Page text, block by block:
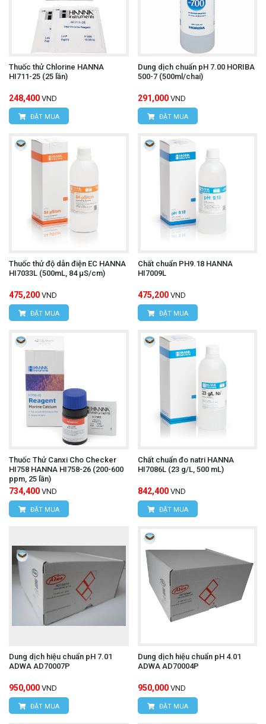
Thuốc thử Chlorine HANNA
HI711-25 (25 lần)
248,400 VND
ĐẶT MUA
Dung dịch chuẩn pH 7.00 HORIBA
500-7 (500ml/chai)
291,000 VND
ĐẶT MUA
Thuốc thử độ dẫn điện EC HANNA
HI7033L (500mL, 84 µS/cm)
475,200 VND
ĐẶT MUA
Chất chuẩn PH9.18 HANNA
HI7009L
475,200 VND
ĐẶT MUA
Thuốc Thử Canxi Cho Checker
HI758 HANNA HI758-26 (200-600
ppm, 25 lần)
734,400 VND
ĐẶT MUA
Chất chuẩn đo natri HANNA
HI7086L (23 g/L, 500 mL)
842,400 VND
ĐẶT MUA
Dung dịch hiệu chuẩn pH 7.01
ADWA AD70007P
950,000 VND
ĐẶT MUA
Dung dịch hiệu chuẩn pH 4.01
ADWA AD70004P
950,000 VND
ĐẶT MUA